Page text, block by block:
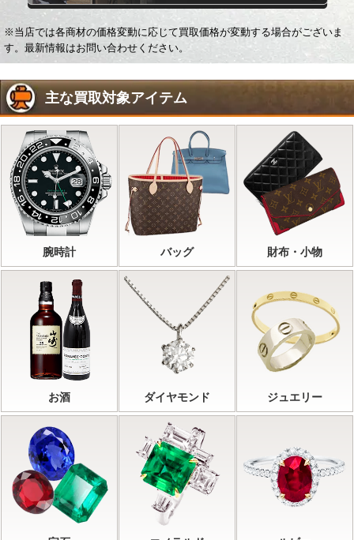
※当店では各商材の価格変動に応じて買取価格が変動する場合がございま
す。最新情報はお問い合わせください。
主な買取対象アイテム
腕時計 バッグ 財布・小物
お酒 ダイヤモンド ジュエリー